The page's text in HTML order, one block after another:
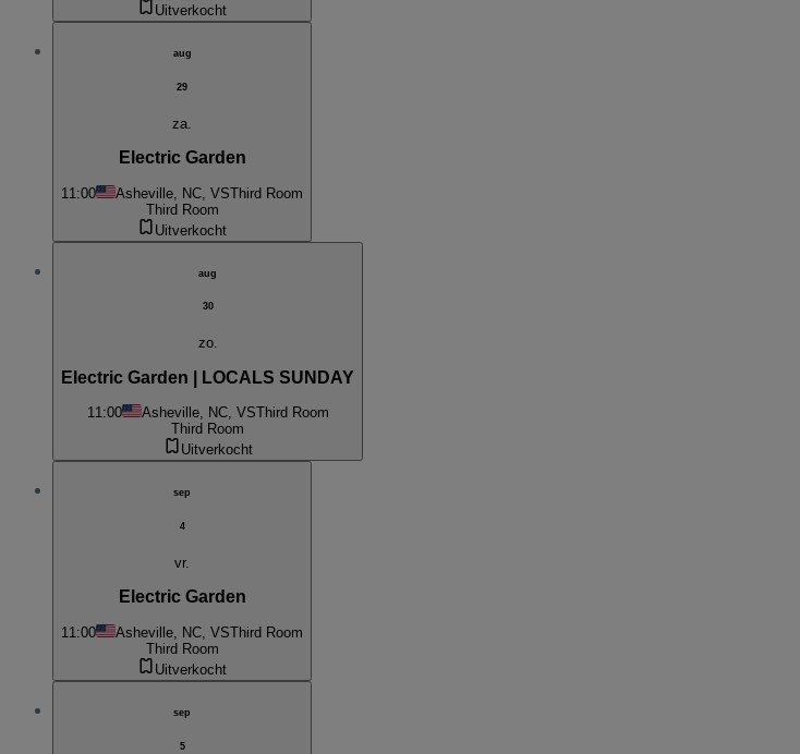
Uitverkocht
aug
29
za.
Electric Garden
11:00 Asheville, NC, VSThird Room
Third Room
Uitverkocht
aug
30
zo.
Electric Garden | LOCALS SUNDAY
11:00 Asheville, NC, VSThird Room
Third Room
Uitverkocht
sep
4
vr.
Electric Garden
11:00 Asheville, NC, VSThird Room
Third Room
Uitverkocht
sep
5